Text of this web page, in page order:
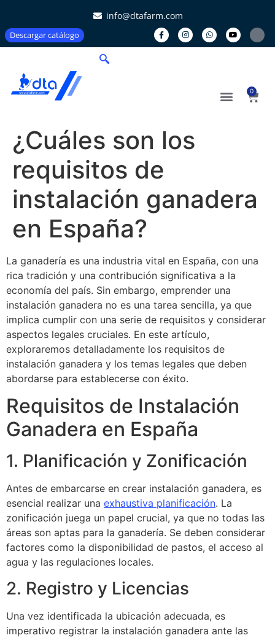
info@dtafarm.com
Descargar catálogo
0
¿Cuáles son los
requisitos de
instalación ganadera
en España?
La ganadería es una industria vital en España, con una
rica tradición y una contribución significativa a la
economía del país. Sin embargo, emprender una
instalación ganadera no es una tarea sencilla, ya que
implica cumplir con una serie de requisitos y considerar
aspectos legales cruciales. En este artículo,
exploraremos detalladamente los requisitos de
instalación ganadera y los temas legales que deben
abordarse para establecerse con éxito.
Requisitos de Instalación
Ganadera en España
1. Planificación y Zonificación
Antes de embarcarse en crear instalación ganadera, es
esencial realizar una exhaustiva planificación. La
zonificación juega un papel crucial, ya que no todas las
áreas son aptas para la ganadería. Se deben considerar
factores como la disponibilidad de pastos, el acceso al
agua y las regulaciones locales.
2. Registro y Licencias
Una vez identificada la ubicación adecuada, es
imperativo registrar la instalación ganadera ante las